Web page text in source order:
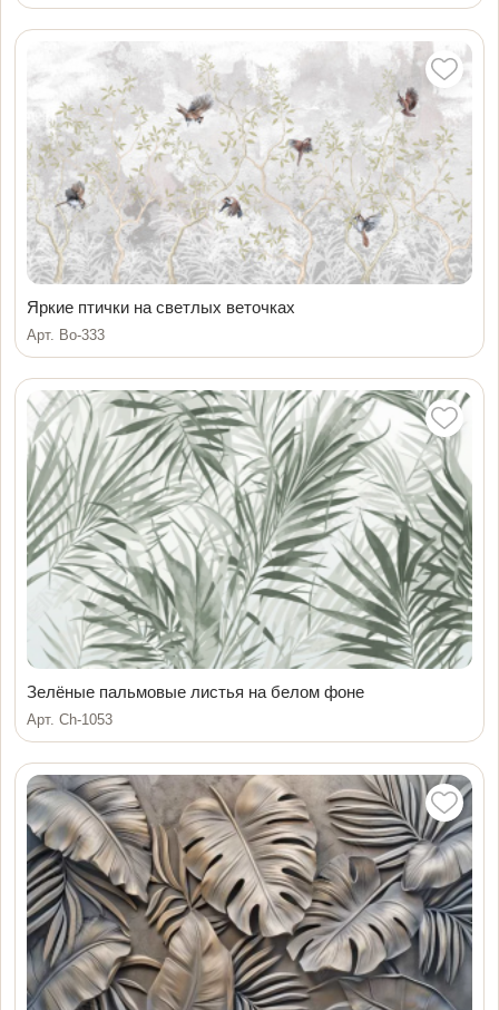
Яркие птички на светлых веточках
Арт. Bo-333
Зелёные пальмовые листья на белом фоне
Арт. Ch-1053